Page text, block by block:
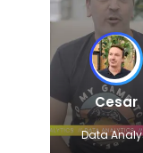
Cesar
Data